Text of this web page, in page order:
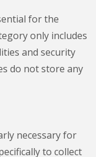
for the
only includes
and security
do not store any
necessary for
to collect